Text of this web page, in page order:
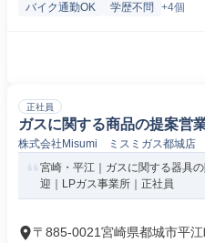
バイク通勤OK 学歴不問 +4個
正社員
ガスに関する商品の提案営
株式会社Misumi ミスミガス都城店
宮崎・平江｜ガスに関する器具
迎｜LPガス事業所｜正社員
〒885-0021宮崎県都城市平